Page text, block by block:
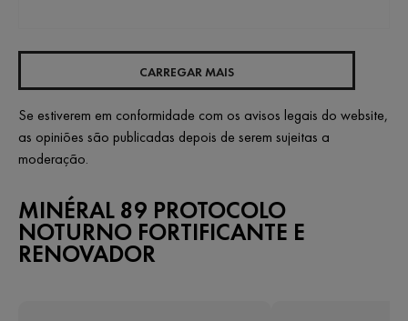
CARREGAR MAIS
Se estiverem em conformidade com os avisos legais do website,
as opiniões são publicadas depois de serem sujeitas a
moderação.
MINÉRAL 89 PROTOCOLO
NOTURNO FORTIFICANTE E
RENOVADOR